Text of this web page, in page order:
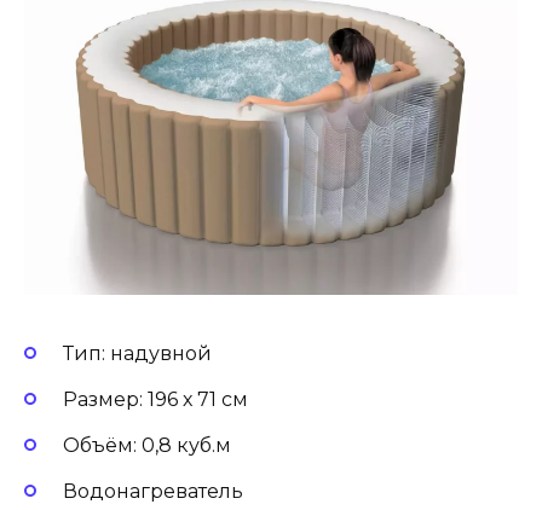
Тип: надувной
Размер: 196 х 71 см
Объём: 0,8 куб.м
Водонагреватель